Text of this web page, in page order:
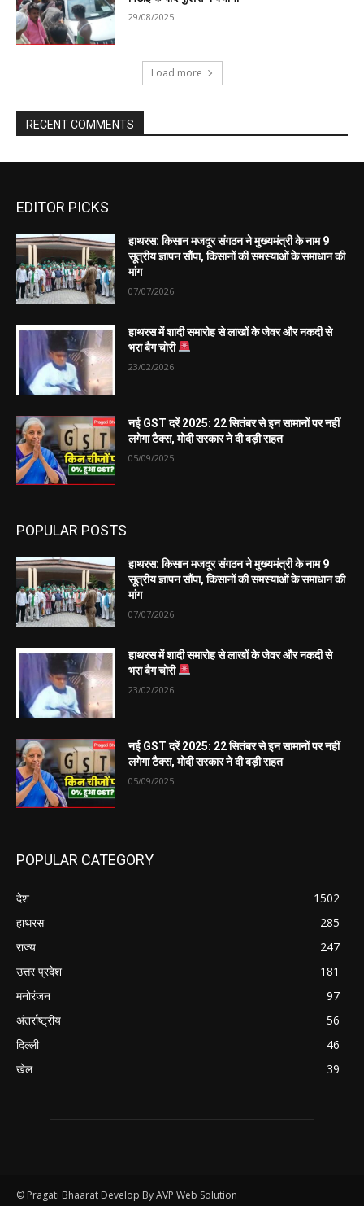
EDITOR PICKS
हाथरस: किसान मजदूर संगठन ने मुख्यमंत्री के नाम 9
सूत्रीय ज्ञापन सौंपा, किसानों की समस्याओं के समाधान की
मांग
07/07/2026
हाथरस में शादी समारोह से लाखों के जेवर और नकदी से
भरा बैग चोरी
23/02/2026
नई GST दरें 2025: 22 सितंबर से इन सामानों पर नहीं
लगेगा टैक्स, मोदी सरकार ने दी बड़ी राहत
05/09/2025
POPULAR POSTS
हाथरस: किसान मजदूर संगठन ने मुख्यमंत्री के नाम 9
सूत्रीय ज्ञापन सौंपा, किसानों की समस्याओं के समाधान की
मांग
07/07/2026
हाथरस में शादी समारोह से लाखों के जेवर और नकदी से
भरा बैग चोरी
23/02/2026
नई GST दरें 2025: 22 सितंबर से इन सामानों पर नहीं
लगेगा टैक्स, मोदी सरकार ने दी बड़ी राहत
05/09/2025
POPULAR CATEGORY
देश
1502
हाथरस
285
राज्य
247
उत्तर प्रदेश
181
मनोरंजन
97
अंतर्राष्ट्रीय
56
दिल्ली
46
खेल
39
© Pragati Bhaarat Develop By AVP Web Solution